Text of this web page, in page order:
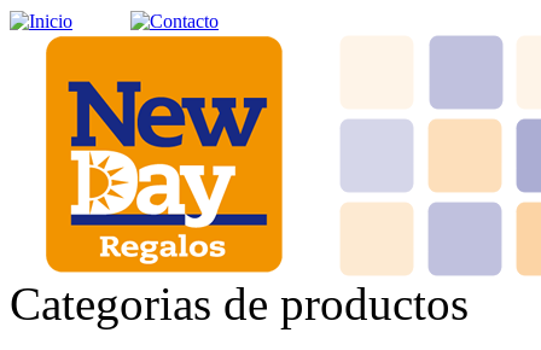
Categorias de productos